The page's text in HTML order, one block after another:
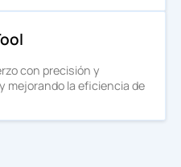
con precisión y
mejorando la eficiencia de